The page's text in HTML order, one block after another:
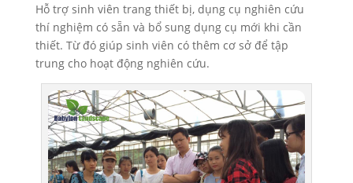
Hỗ trợ sinh viên trang thiết bị, dụng cụ nghiên cứu
thí nghiệm có sẵn và bổ sung dụng cụ mới khi cần
thiết. Từ đó giúp sinh viên có thêm cơ sở để tập
trung cho hoạt động nghiên cứu.